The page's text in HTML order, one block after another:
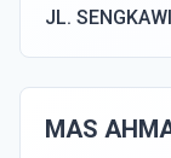
JL.
MAS